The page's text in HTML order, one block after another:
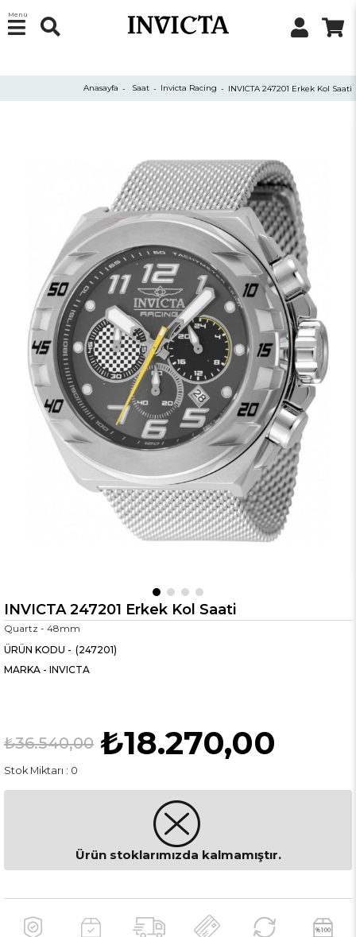
Menü
Anasayfa Saat Invicta Racing INVICTA 247201 Erkek Kol Saati
INVICTA 247201 Erkek Kol Saati
Quartz - 48mm
(247201)
MARKA - INVICTA
₺36.540,00 ₺18.270,00
Stok Miktarı : 0
Ürün stoklarımızda kalmamıştır.